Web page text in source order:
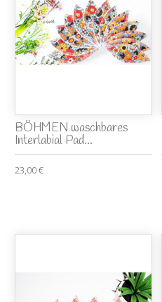
BÖHMEN waschbares
Interlabial Pad...
23,00 €